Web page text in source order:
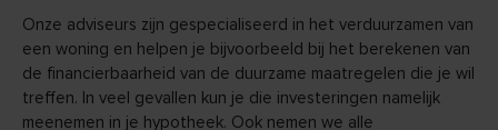
Onze adviseurs zijn gespecialiseerd in het verduurzamen van
een woning en helpen je bijvoorbeeld bij het berekenen van
de financierbaarheid van de duurzame maatregelen die je wil
treffen. In veel gevallen kun je die investeringen namelijk
meenemen in je hypotheek. Ook nemen we alle